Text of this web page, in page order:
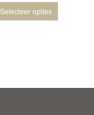
Selecteer opties